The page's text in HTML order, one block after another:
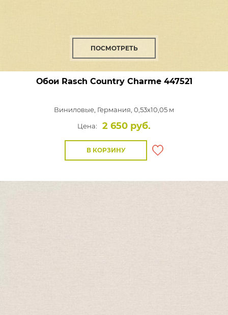
ПОСМОТРЕТЬ
Обои Rasch Country Charme447521
Виниловые, Германия, 0,53x10,05 м
Цена:
2 650 руб.
В КОРЗИНУ